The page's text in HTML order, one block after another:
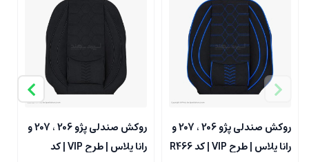
صرفه و عالی است
روکش صندلی پژو 206 ، 207 و
رانا پلاس | طرح VIP | کد R466
روکش صندلی پژو 206 ، 207 و
رانا پلاس | طرح VIP | کد